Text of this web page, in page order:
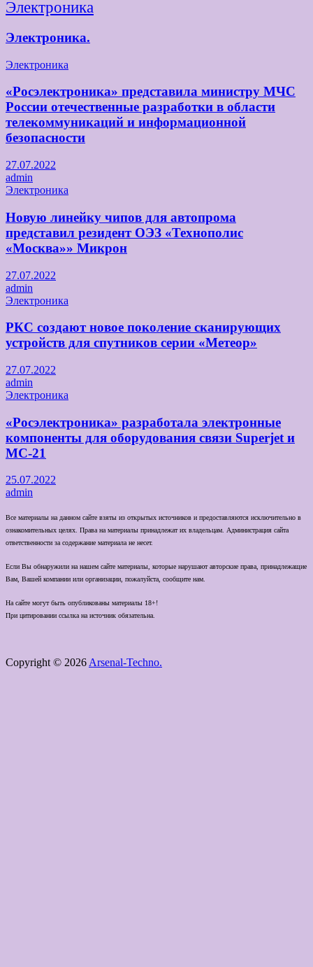
Электроника
Электроника.
Электроника
«Росэлектроника» представила министру МЧС
России отечественные разработки в области
телекоммуникаций и информационной
безопасности
27.07.2022
admin
Электроника
Новую линейку чипов для автопрома
представил резидент ОЭЗ «Технополис
«Москва»» Микрон
27.07.2022
admin
Электроника
РКС создают новое поколение сканирующих
устройств для спутников серии «Метеор»
27.07.2022
admin
Электроника
«Росэлектроника» разработала электронные
компоненты для оборудования связи Superjet и
МС-21
25.07.2022
admin
Все материалы на данном сайте взяты из открытых источников и предоставляются исключительно в
ознакомительных целях. Права на материалы принадлежат их владельцам. Администрация сайта
ответственности за содержание материала не несет.
Если Вы обнаружили на нашем сайте материалы, которые нарушают авторские права, принадлежащие
Вам, Вашей компании или организации, пожалуйста, сообщите нам.
На сайте могут быть опубликованы материалы 18+!
При цитировании ссылка на источник обязательна.
Copyright © 2026Arsenal-Techno.